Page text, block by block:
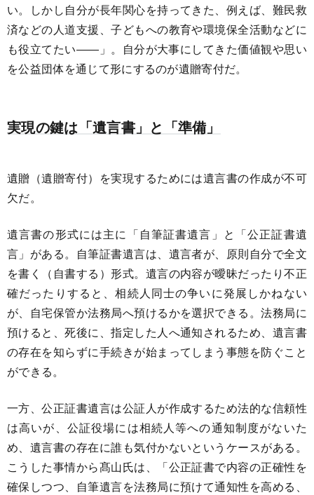
い。しかし自分が長年関心を持ってきた、例えば、難民救
済などの人道支援、子どもへの教育や環境保全活動などに
も役立てたい――」。自分が大事にしてきた価値観や思い
を公益団体を通じて形にするのが遺贈寄付だ。
実現の鍵は「遺言書」と「準備」
遺贈（遺贈寄付）を実現するためには遺言書の作成が不可
欠だ。
遺言書の形式には主に「自筆証書遺言」と「公正証書遺
言」がある。自筆証書遺言は、遺言者が、原則自分で全文
を書く（自書する）形式。遺言の内容が曖昧だったり不正
確だったりすると、相続人同士の争いに発展しかねない
が、自宅保管か法務局へ預けるかを選択できる。法務局に
預けると、死後に、指定した人へ通知されるため、遺言書
の存在を知らずに手続きが始まってしまう事態を防ぐこと
ができる。
一方、公正証書遺言は公証人が作成するため法的な信頼性
は高いが、公証役場には相続人等への通知制度がないた
め、遺言書の存在に誰も気付かないというケースがある。
こうした事情から髙山氏は、「公正証書で内容の正確性を
確保しつつ、自筆遺言を法務局に預けて通知性を高める、